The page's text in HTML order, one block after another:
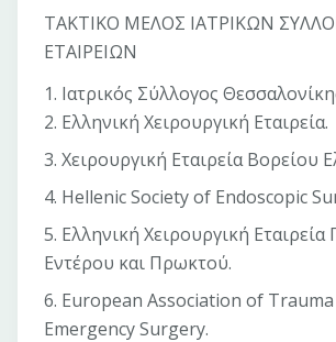
ΤΑΚΤΙΚΟ ΜΕΛΟΣ ΙΑΤΡΙΚΩΝ
ΕΤΑΙΡΕΙΩΝ
1. Ιατρικός Σύλλογος
2. Ελληνική Χειρουργική Εταιρεία.
3. Χειρουργική Εταιρεία Βορείου
4. Hellenic Society of Endoscopic
5. Ελληνική Χειρουργική Εταιρεία
Εντέρου και Πρωκτού.
6. European Association of
Emergency Surgery.